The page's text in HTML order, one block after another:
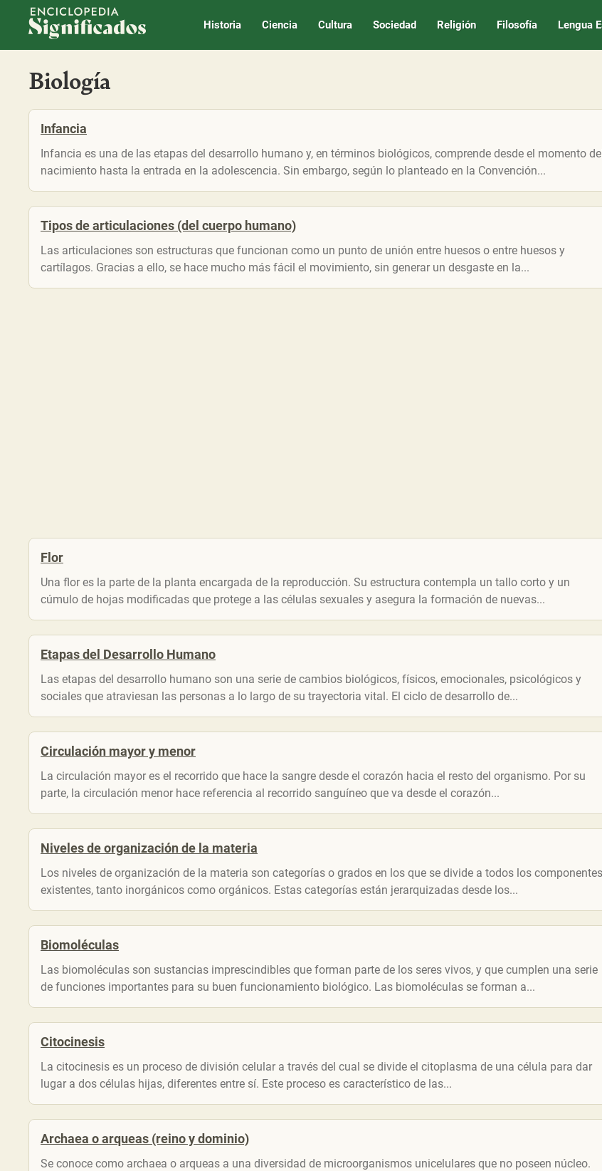
Enciclopedia Significados
Historia Ciencia Cultura Sociedad Religión Filosofía Lengua
Biología
Infancia
Infancia es una de las etapas del desarrollo humano y, en términos biológicos, comprende desde el momento
nacimiento hasta la entrada en la adolescencia. Sin embargo, según lo planteado en la Convención...
Tipos de articulaciones (del cuerpo humano)
Las articulaciones son estructuras que funcionan como un punto de unión entre huesos o entre huesos y
cartílagos. Gracias a ello, se hace mucho más fácil el movimiento, sin generar un desgaste en la...
Flor
Una flor es la parte de la planta encargada de la reproducción. Su estructura contempla un tallo corto y un
cúmulo de hojas modificadas que protege a las células sexuales y asegura la formación de nuevas...
Etapas del Desarrollo Humano
Las etapas del desarrollo humano son una serie de cambios biológicos, físicos, emocionales, psicológicos y
sociales que atraviesan las personas a lo largo de su trayectoria vital. El ciclo de desarrollo de...
Circulación mayor y menor
La circulación mayor es el recorrido que hace la sangre desde el corazón hacia el resto del organismo. Por su
parte, la circulación menor hace referencia al recorrido sanguíneo que va desde el corazón...
Niveles de organización de la materia
Los niveles de organización de la materia son categorías o grados en los que se divide a todos los componentes
existentes, tanto inorgánicos como orgánicos. Estas categorías están jerarquizadas desde los...
Biomoléculas
Las biomoléculas son sustancias imprescindibles que forman parte de los seres vivos, y que cumplen una serie
de funciones importantes para su buen funcionamiento biológico. Las biomoléculas se forman a...
Citocinesis
La citocinesis es un proceso de división celular a través del cual se divide el citoplasma de una célula para dar
lugar a dos células hijas, diferentes entre sí. Este proceso es característico de las...
Archaea o arqueas (reino y dominio)
Se conoce como archaea o arqueas a una diversidad de microorganismos unicelulares que no poseen núcleo.